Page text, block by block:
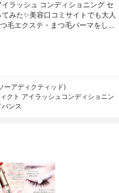
ラッシュ コンディショニング セ
みた✨美容口コミサイトでも大人
毛エクステ・まつ毛パーマをし…
ーアディクティッド)
クト アイラッシュコンディショニン
バンス